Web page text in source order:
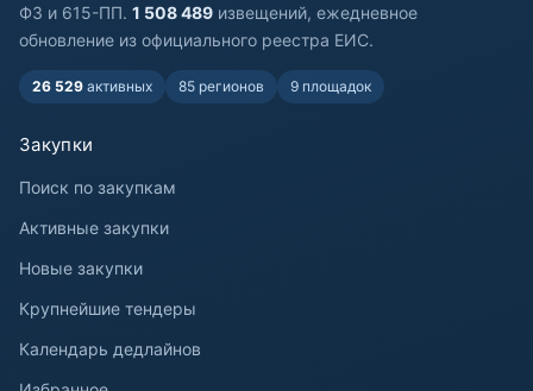
ФЗ и 615-ПП. 1 508 489 извещений, ежедневное
обновление из официального реестра ЕИС.
26 529 активных 85 регионов 9 площадок
Закупки
Поиск по закупкам
Активные закупки
Новые закупки
Крупнейшие тендеры
Календарь дедлайнов